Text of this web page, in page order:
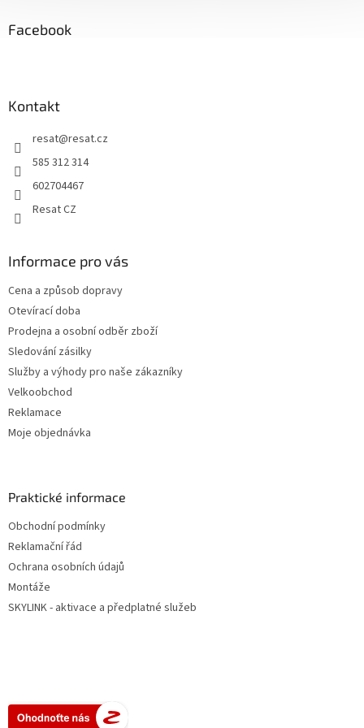
Facebook
Kontakt
resat@resat.cz
585 312 314
602704467
Resat CZ
Informace pro vás
Cena a způsob dopravy
Otevírací doba
Prodejna a osobní odběr zboží
Sledování zásilky
Služby a výhody pro naše zákazníky
Velkoobchod
Reklamace
Moje objednávka
Praktické informace
Obchodní podmínky
Reklamační řád
Ochrana osobních údajů
Montáže
SKYLINK - aktivace a předplatné služeb